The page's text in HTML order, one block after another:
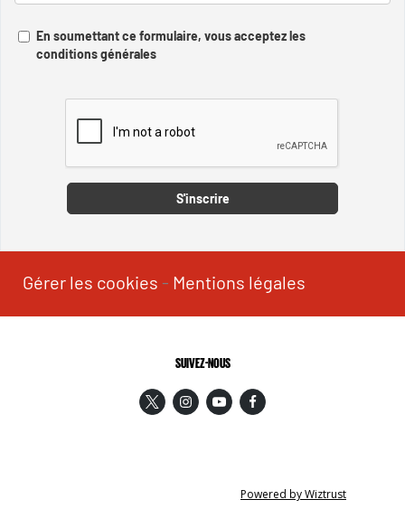
En soumettant ce formulaire, vous acceptez les
conditions générales
S'inscrire
Gérer les cookies - Mentions légales
SUIVEZ-NOUS
Powered by Wiztrust